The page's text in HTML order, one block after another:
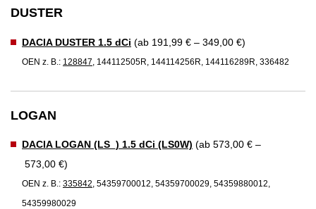
DUSTER
DACIA DUSTER 1.5 dCi (ab 191,99 € – 349,00 €)
OEN z. B.: 128847 , 144112505R, 144114256R, 144116289R, 336482
LOGAN
DACIA LOGAN (LS_) 1.5 dCi (LS0W) (ab 573,00 € –
573,00 €)
OEN z. B.: 335842 , 54359700012, 54359700029, 54359880012,
54359980029